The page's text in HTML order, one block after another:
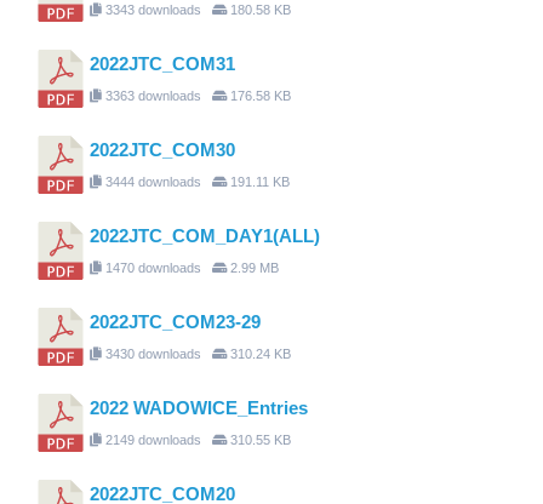
3343 downloads 180.58 KB
2022JTC_COM31
3363 downloads 176.58 KB
2022JTC_COM30
3444 downloads 191.11 KB
2022JTC_COM_DAY1(ALL)
1470 downloads 2.99 MB
2022JTC_COM23-29
3430 downloads 310.24 KB
2022 WADOWICE_Entries
2149 downloads 310.55 KB
2022JTC_COM20